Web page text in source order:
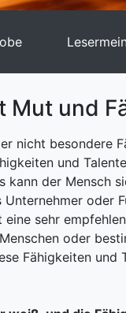
Mut und
nicht besondere
und
der Mensch
oder
sehr
oder
Fähigkeiten